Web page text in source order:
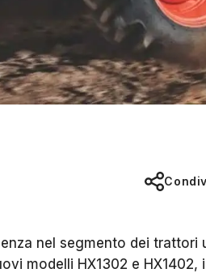
nel segmento dei trattori
modelli HX1302 e